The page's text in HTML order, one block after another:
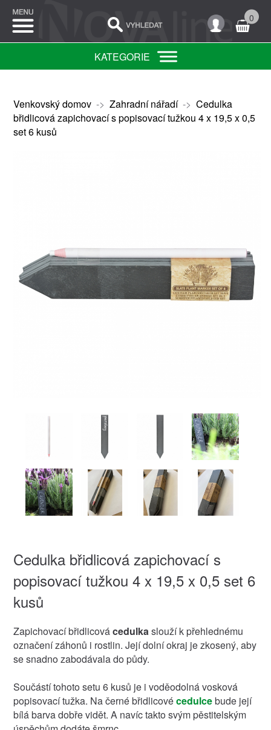
0
KATEGORIE
Venkovský domov-> Zahradní nářadí-> Cedulka
břidlicová zapichovací s popisovací tužkou 4 x 19,5 x 0,5
set 6 kusů
Cedulka břidlicová zapichovací s
popisovací tužkou 4 x 19,5 x 0,5 set 6
kusů
Zapichovací břidlicovácedulkaslouží k přehlednému
označení záhonů i rostlin. Její dolní okraj je zkosený, aby
se snadno zabodávala do půdy.
Součástí tohoto setu 6 kusů je i voděodolná vosková
popisovací tužka. Na černé břidlicovécedulcebude její
bílá barva dobře vidět. A navíc takto svým pěstitelským